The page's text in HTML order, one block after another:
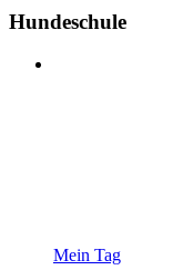
Hundeschule
Mein Tag